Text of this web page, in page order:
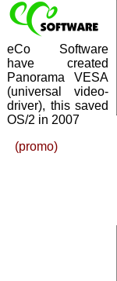
eCo Software
have created
Panorama VESA
(universal video-
driver), this saved
OS/2 in 2007
(promo)